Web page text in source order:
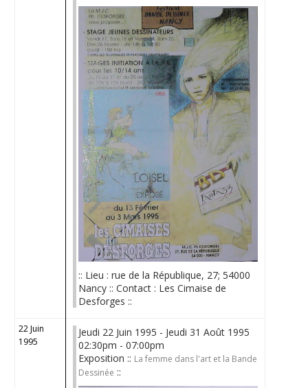
:: Lieu : rue de la République, 27; 54000
Nancy :: Contact : Les Cimaise de
Desforges ::
22 Juin
1995
Jeudi 22 Juin 1995 - Jeudi 31 Août 1995
02:30pm - 07:00pm
Exposition :: La femme dans l'art et la Bande
Dessinée ::